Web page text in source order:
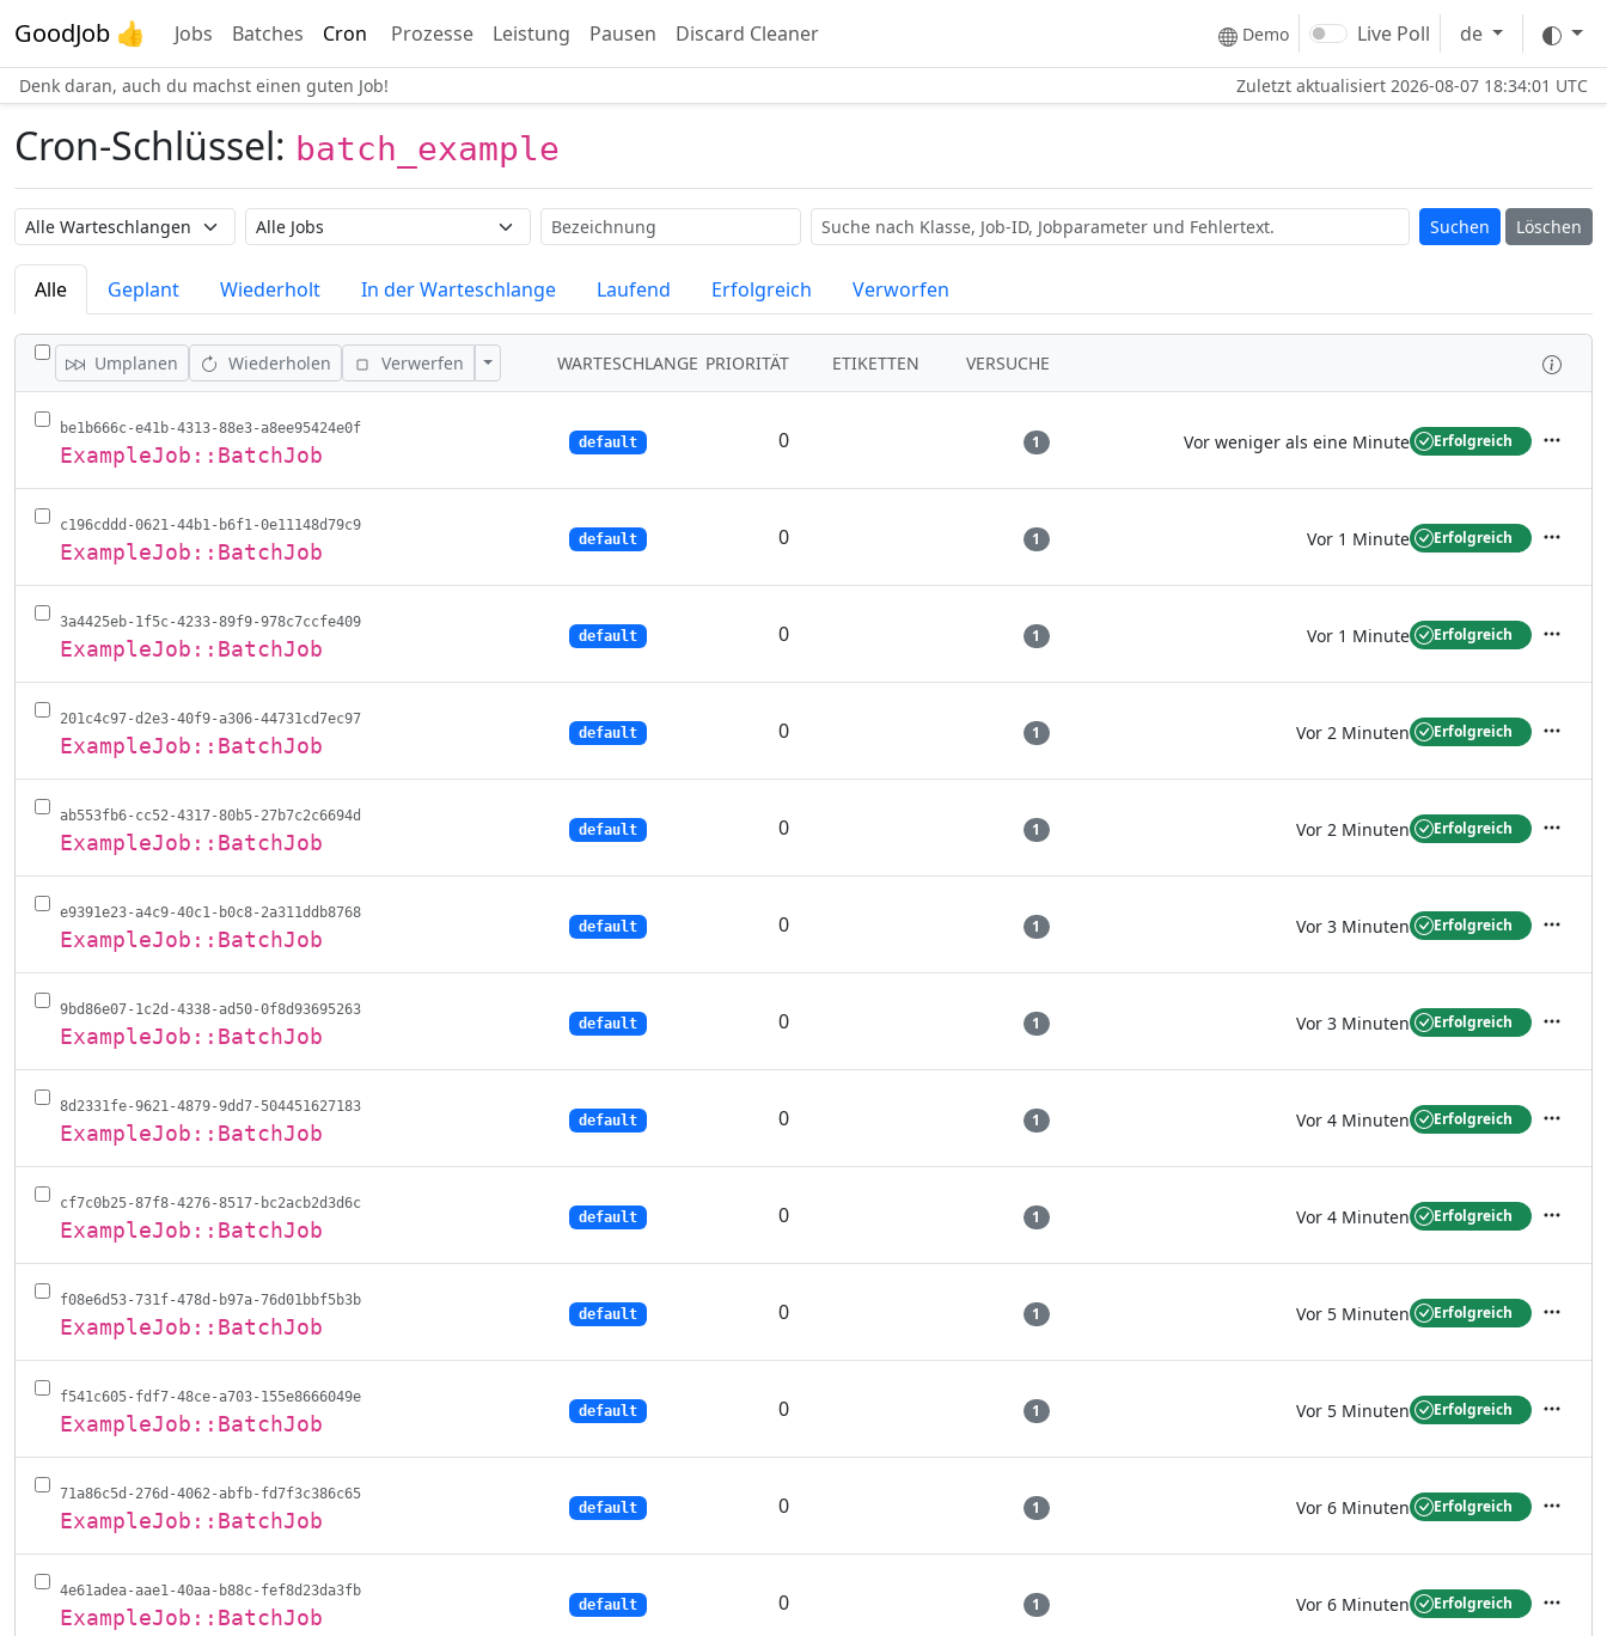
GoodJob 👍 Jobs Batches Cron Prozesse Leistung Pausen Discard Cleaner Demo Live Poll de
Denk daran, auch du machst einen guten Job! Zuletzt aktualisiert 2026-08-07 18:34:01 UTC
Cron-Schlüssel: batch_example
Warteschlangenname Job-Name Bezeichnung Suchen Löschen
Alle Geplant Wiederholt In der Warteschlange Laufend Erfolgreich Verworfen
ALLE JOBS UMSCHALTEN
Umplanen Wiederholen Verwerfen Aktionen umschalten
WARTESCHLANGE PRIORITÄT ETIKETTEN VERSUCHE
be1b666c-e41b-4313-88e3-a8ee95424e0f
ExampleJob::BatchJob
default 0 1 Vor weniger als eine Minute Erfolgreich
c196cddd-0621-44b1-b6f1-0e11148d79c9
ExampleJob::BatchJob
default 0 1 Vor 1 Minute Erfolgreich
3a4425eb-1f5c-4233-89f9-978c7ccfe409
ExampleJob::BatchJob
default 0 1 Vor 1 Minute Erfolgreich
201c4c97-d2e3-40f9-a306-44731cd7ec97
ExampleJob::BatchJob
default 0 1 Vor 2 Minuten Erfolgreich
ab553fb6-cc52-4317-80b5-27b7c2c6694d
ExampleJob::BatchJob
default 0 1 Vor 2 Minuten Erfolgreich
e9391e23-a4c9-40c1-b0c8-2a311ddb8768
ExampleJob::BatchJob
default 0 1 Vor 3 Minuten Erfolgreich
9bd86e07-1c2d-4338-ad50-0f8d93695263
ExampleJob::BatchJob
default 0 1 Vor 3 Minuten Erfolgreich
8d2331fe-9621-4879-9dd7-504451627183
ExampleJob::BatchJob
default 0 1 Vor 4 Minuten Erfolgreich
cf7c0b25-87f8-4276-8517-bc2acb2d3d6c
ExampleJob::BatchJob
default 0 1 Vor 4 Minuten Erfolgreich
f08e6d53-731f-478d-b97a-76d01bbf5b3b
ExampleJob::BatchJob
default 0 1 Vor 5 Minuten Erfolgreich
f541c605-fdf7-48ce-a703-155e8666049e
ExampleJob::BatchJob
default 0 1 Vor 5 Minuten Erfolgreich
71a86c5d-276d-4062-abfb-fd7f3c386c65
ExampleJob::BatchJob
default 0 1 Vor 6 Minuten Erfolgreich
4e61adea-aae1-40aa-b88c-fef8d23da3fb
ExampleJob::BatchJob
default 0 1 Vor 6 Minuten Erfolgreich